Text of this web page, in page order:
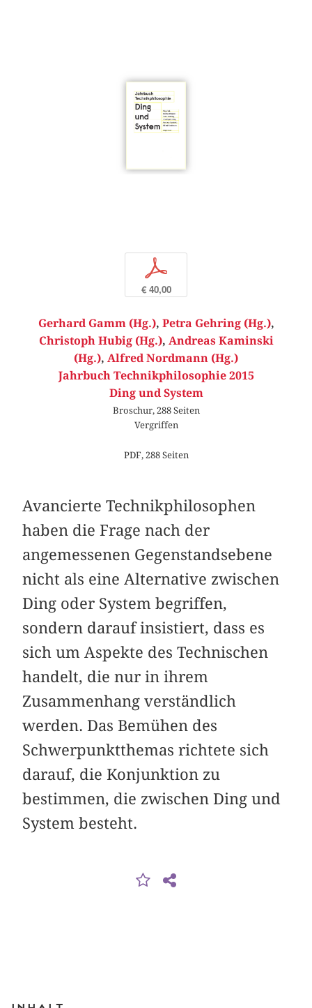
p
€ 40,00
Gerhard Gamm (Hg.), Petra Gehring (Hg.),
Christoph Hubig (Hg.), Andreas Kaminski
(Hg.), Alfred Nordmann (Hg.)
Jahrbuch Technikphilosophie 2015
Ding und System
Broschur, 288 Seiten
Vergriffen
PDF, 288 Seiten
Avancierte Technikphilosophen
haben die Frage nach der
angemessenen Gegenstandsebene
nicht als eine Alternative zwischen
Ding oder System begriffen,
sondern darauf insistiert, dass es
sich um Aspekte des Technischen
handelt, die nur in ihrem
Zusammenhang verständlich
werden. Das Bemühen des
Schwerpunktthemas richtete sich
darauf, die Konjunktion zu
bestimmen, die zwischen Ding und
System besteht.